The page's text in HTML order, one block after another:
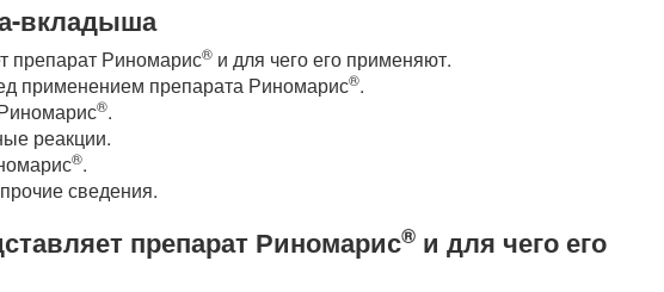
вкладыша
препарат Риномарис® и для чего его применяют.
применением препарата Риномарис®.
®.
реакции.
®.
сведения.
препарат Риномарис® и для чего его